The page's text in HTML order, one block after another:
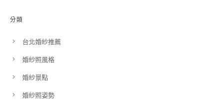
分類
台北婚紗推薦
婚紗照風格
婚紗景點
婚紗照姿勢